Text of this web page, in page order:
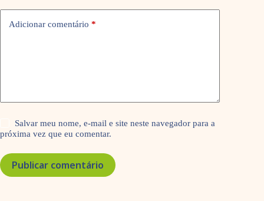
Adicionar comentário *
Salvar meu nome, e-mail e site neste navegador para a
próxima vez que eu comentar.
Publicar comentário